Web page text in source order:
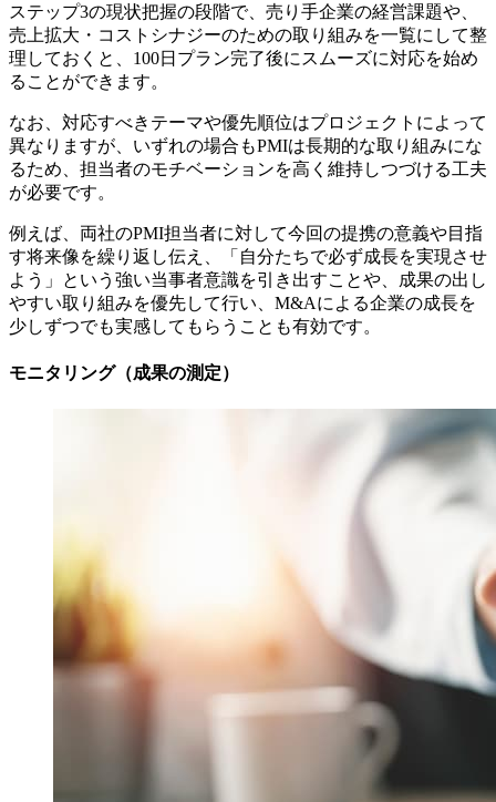
ステップ3の現状把握の段階で、売り手企業の経営課題や、
売上拡大・コストシナジーのための取り組みを一覧にして整
理しておくと、100日プラン完了後にスムーズに対応を始め
ることができます。
なお、対応すべきテーマや優先順位はプロジェクトによって
異なりますが、いずれの場合もPMIは長期的な取り組みにな
るため、担当者のモチベーションを高く維持しつづける工夫
が必要です。
例えば、両社のPMI担当者に対して今回の提携の意義や目指
す将来像を繰り返し伝え、「自分たちで必ず成長を実現させ
よう」という強い当事者意識を引き出すことや、成果の出し
やすい取り組みを優先して行い、M&Aによる企業の成長を
少しずつでも実感してもらうことも有効です。
モニタリング（成果の測定）